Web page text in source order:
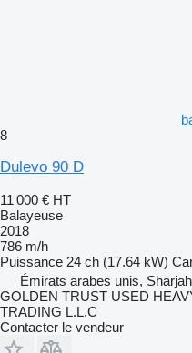
8
Dulevo 90 D
11 000 € HT
Balayeuse
2018
786 m/h
Puissance 24 ch (17.64 kW)
Émirats arabes unis, Sharjah
GOLDEN TRUST USED
TRADING L.L.C
Contacter le vendeur